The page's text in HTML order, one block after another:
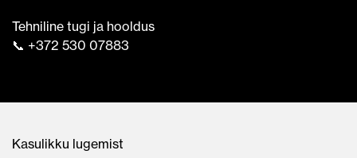
Tehniline tugi ja hooldus
📞 +372 530 07883
Kasulikku lugemist